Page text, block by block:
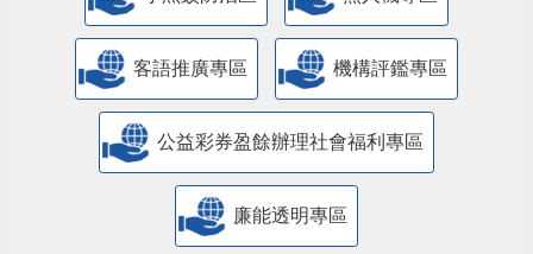
客語推廣專區 機構評鑑專區
公益彩券盈餘辦理社會福利專區
廉能透明專區